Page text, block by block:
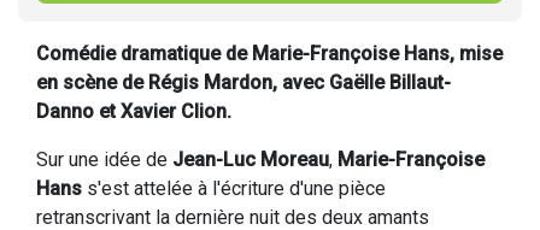
Comédie dramatique de Marie-Françoise Hans, mise
en scène de Régis Mardon, avec Gaëlle Billaut-
Danno et Xavier Clion.
Sur une idée de Jean-Luc Moreau, Marie-Françoise
Hans s'est attelée à l'écriture d'une pièce
retranscrivant la dernière nuit des deux amants